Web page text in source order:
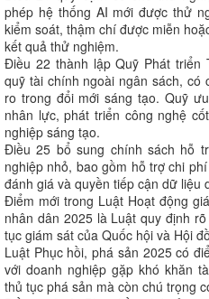
phép hệ thống AI mới được thử
kiểm soát, thậm chí được miễn
kết quả thử nghiệm.
Điều 22 thành lập Quỹ Phát
quỹ tài chính ngoài ngân sách, có
ro trong đổi mới sáng tạo. Quỹ
nhân lực, phát triển công nghệ
nghiệp sáng tạo.
Điều 25 bổ sung chính sách hỗ
nghiệp nhỏ, bao gồm hỗ trợ chi
đánh giá và quyền tiếp cận dữ liệu
Điểm mới trong Luật Hoạt động
nhân dân 2025 là Luật quy định
tục giám sát của Quốc hội và Hội
Luật Phục hồi, phá sản 2025 có
với doanh nghiệp gặp khó khăn
thủ tục phá sản mà còn chú trọng